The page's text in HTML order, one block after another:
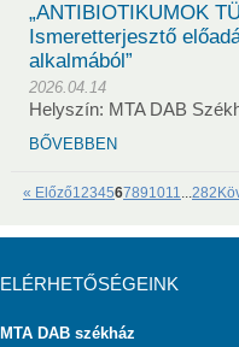
„ANTIBIOTIKUMOK
Ismeretterjesztő
alkalmából”
2026.04.14
Helyszín: MTA DAB
BŐVEBBEN
« Előző1234567891011...282
ELÉRHETŐSÉGEINK
MTA DAB székház